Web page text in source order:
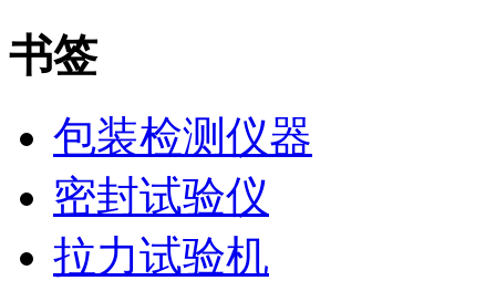
书签
包装检测仪器
密封试验仪
拉力试验机